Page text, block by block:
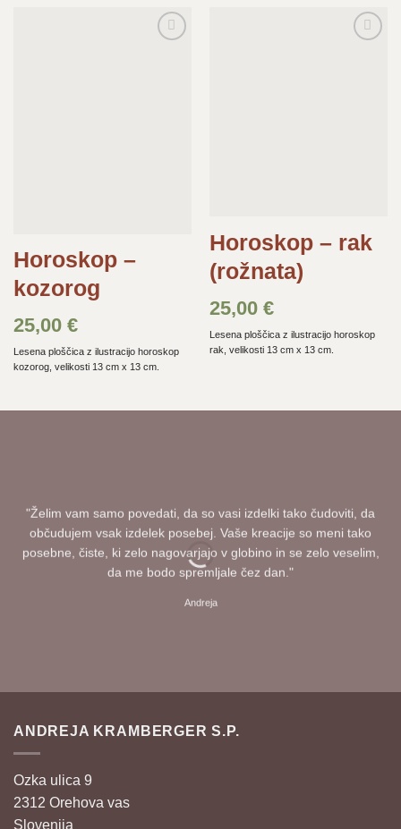
Horoskop –
kozorog
25,00 €
Lesena ploščica z ilustracijo horoskop
kozorog, velikosti 13 cm x 13 cm.
Horoskop – rak
(rožnata)
25,00 €
Lesena ploščica z ilustracijo horoskop
rak, velikosti 13 cm x 13 cm.
"Želim vam samo povedati, da so vasi izdelki tako čudoviti, da
občudujem vsak izdelek posebej. Vaše kreacije so meni tako
posebne, čiste, ki zelo nagovarjajo v globino in se zelo veselim,
da me bodo spremljale čez dan."
Andreja
ANDREJA KRAMBERGER S.P.
Ozka ulica 9
2312 Orehova vas
Slovenija